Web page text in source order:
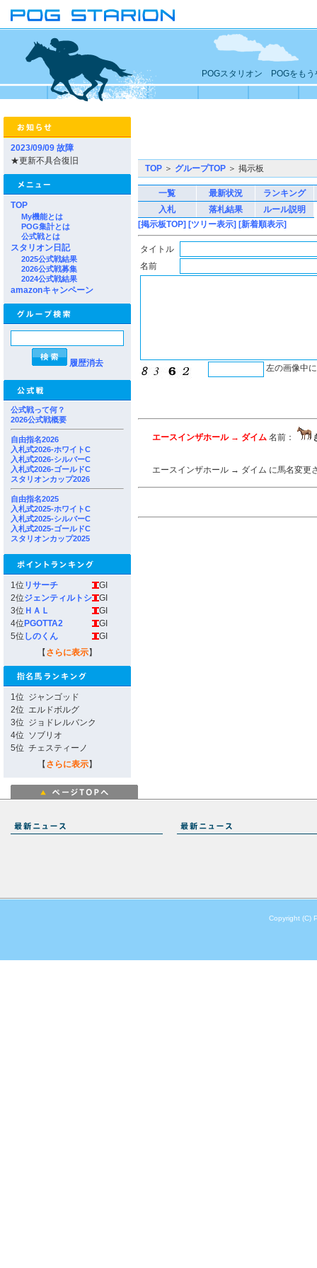
POGスタリオン POGをもう
2023/09/09 故障
★更新不具合復旧
TOP
My機能とは
POG集計とは
公式戦とは
スタリオン日記
2025公式戦結果
2026公式戦募集
2024公式戦結果
amazonキャンペーン
履歴消去
公式戦って何？
2026公式戦概要
自由指名2026
入札式2026-ホワイトC
入札式2026-シルバーC
入札式2026-ゴールドC
スタリオンカップ2026
自由指名2025
入札式2025-ホワイトC
入札式2025-シルバーC
入札式2025-ゴールドC
スタリオンカップ2025
1位 リサーチ
GI
2位ジェンティルトシ
GI
3位 ＨＡＬ
GI
4位 PGOTTA2
GI
5位 しのくん
GI
【 さらに表示】
1位 ジャンゴッド
2位 エルドボルグ
3位 ジョドレルバンク
4位 ソブリオ
5位 チェスティーノ
【 さらに表示】
TOP ＞ グループTOP ＞ 掲示板
一覧 最新状況
ランキング
入札
落札結果
ルール説明
[掲示板TOP] [ツリー表示] [新着順表示]
タイトル
名前
左の画像中
エースインザホール → ダイム 名前：
エースインザホール → ダイム に馬名変更
Copyright (C)